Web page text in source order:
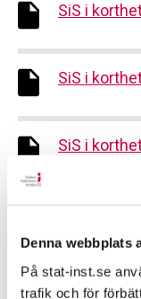
Denna webbplats
På stat-inst.se
trafik och för
SiS i
SiS i
SiS i
SiS i